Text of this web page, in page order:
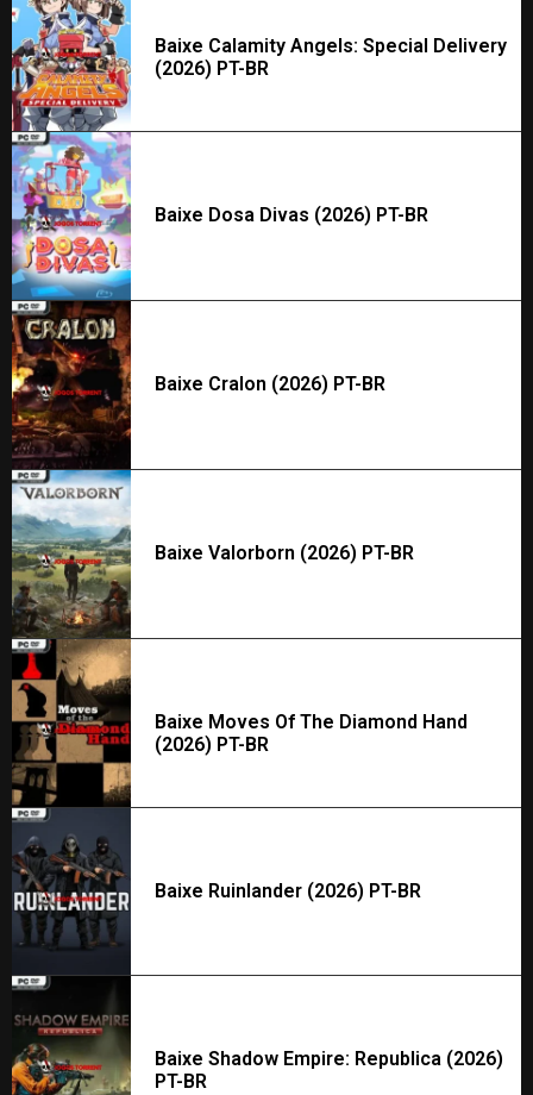
Baixe Calamity Angels: Special Delivery
(2026) PT-BR
Baixe Dosa Divas (2026) PT-BR
Baixe Cralon (2026) PT-BR
Baixe Valorborn (2026) PT-BR
Baixe Moves Of The Diamond Hand
(2026) PT-BR
Baixe Ruinlander (2026) PT-BR
Baixe Shadow Empire: Republica (2026)
PT-BR